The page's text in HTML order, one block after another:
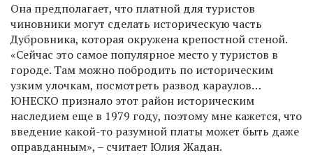
Она предполагает, что платной для туристов
чиновники могут сделать историческую часть
Дубровника, которая окружена крепостной стеной.
«Сейчас это самое популярное место у туристов в
городе. Там можно побродить по историческим
узким улочкам, посмотреть развод караулов…
ЮНЕСКО признало этот район историческим
наследием еще в 1979 году, поэтому мне кажется, что
введение какой-то разумной платы может быть даже
оправданным», – считает Юлия Жадан.